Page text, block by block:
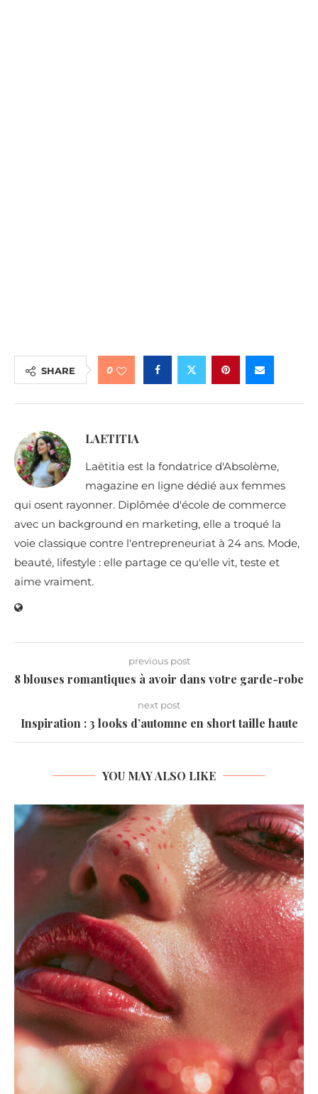
SHARE 0
LAETITIA
Laëtitia est la fondatrice d'Absolème,
magazine en ligne dédié aux femmes
qui osent rayonner. Diplômée d'école de commerce
avec un background en marketing, elle a troqué la
voie classique contre l'entrepreneuriat à 24 ans. Mode,
beauté, lifestyle : elle partage ce qu'elle vit, teste et
aime vraiment.
previous post
8 blouses romantiques à avoir dans votre garde-robe
next post
Inspiration : 3 looks d’automne en short taille haute
YOU MAY ALSO LIKE